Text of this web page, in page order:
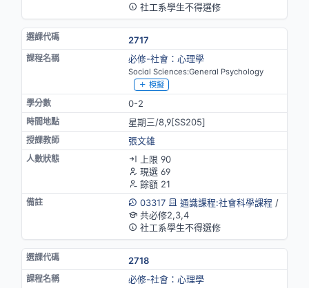
社工系學生不得選修
2717
必修-社會：心理學
Social Sciences:General Psychology
模擬
0-2
星期三/8,9[SS205]
張文雄
上限 90
現選 69
餘額 21
03317
通識課程:社會科學課程 /
共必修2,3,4
社工系學生不得選修
2718
必修-社會：心理學